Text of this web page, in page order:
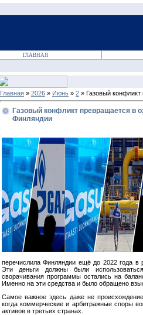
ГЛАВНАЯ
Главная » 2026 » Июнь » 2 » Газовый
Газовый конфликт превращается в
Финляндии
перечислила Финляндии ещё до 2022 года в
Эти деньги должны были
сворачивания программы остались на
Именно на эти средства и было обращено
Самое важное здесь даже не
когда коммерческие и арбитражные споры
активов в третьих странах.